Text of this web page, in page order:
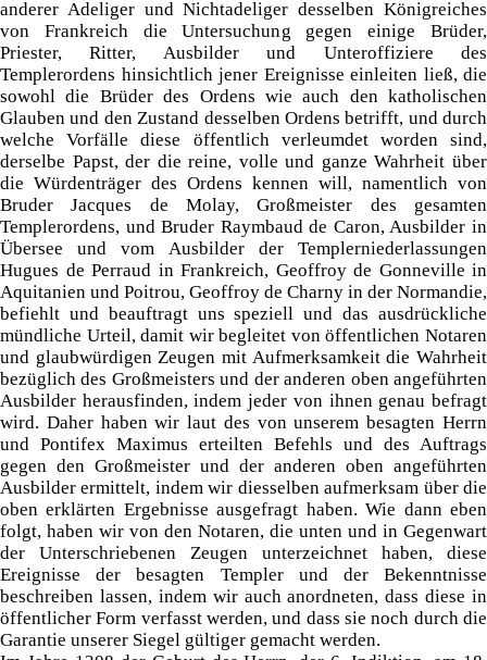
anderer Adeliger und Nichtadeliger desselben Königreiches
von Frankreich die Untersuchung gegen einige Brüder,
Priester, Ritter, Ausbilder und Unteroffiziere des
Templerordens hinsichtlich jener Ereignisse einleiten ließ, die
sowohl die Brüder des Ordens wie auch den katholischen
Glauben und den Zustand desselben Ordens betrifft, und durch
welche Vorfälle diese öffentlich verleumdet worden sind,
derselbe Papst, der die reine, volle und ganze Wahrheit über
die Würdenträger des Ordens kennen will, namentlich von
Bruder Jacques de Molay, Großmeister des gesamten
Templerordens, und Bruder Raymbaud de Caron, Ausbilder in
Übersee und vom Ausbilder der Templerniederlassungen
Hugues de Perraud in Frankreich, Geoffroy de Gonneville in
Aquitanien und Poitrou, Geoffroy de Charny in der Normandie,
befiehlt und beauftragt uns speziell und das ausdrückliche
mündliche Urteil, damit wir begleitet von öffentlichen Notaren
und glaubwürdigen Zeugen mit Aufmerksamkeit die Wahrheit
bezüglich des Großmeisters und der anderen oben angeführten
Ausbilder herausfinden, indem jeder von ihnen genau befragt
wird. Daher haben wir laut des von unserem besagten Herrn
und Pontifex Maximus erteilten Befehls und des Auftrags
gegen den Großmeister und der anderen oben angeführten
Ausbilder ermittelt, indem wir diesselben aufmerksam über die
oben erklärten Ergebnisse ausgefragt haben. Wie dann eben
folgt, haben wir von den Notaren, die unten und in Gegenwart
der Unterschriebenen Zeugen unterzeichnet haben, diese
Ereignisse der besagten Templer und der Bekenntnisse
beschreiben lassen, indem wir auch anordneten, dass diese in
öffentlicher Form verfasst werden, und dass sie noch durch die
Garantie unserer Siegel gültiger gemacht werden.